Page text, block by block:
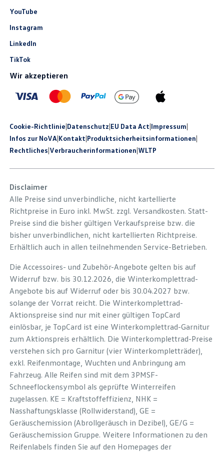
YouTube
Instagram
LinkedIn
TikTok
Wir akzeptieren
Cookie-Richtlinie|Datenschutz|EU Data Act|Impressum|
Infos zur NoVA|Kontakt|Produkt­sicherheits­informationen|
Rechtliches|Verbraucherinformationen|WLTP
Disclaimer
Alle Preise sind unverbindliche, nicht kartellierte
Richtpreise in Euro inkl. MwSt. zzgl. Versandkosten. Statt-
Preise sind die bisher gültigen Verkaufspreise bzw. die
bisher unverbindlichen, nicht kartellierten Richtpreise.
Erhältlich auch in allen teilnehmenden Service-Betrieben.
Die Accessoires- und Zubehör-Angebote gelten bis auf
Widerruf bzw. bis 30.12.2026, die Winterkomplettrad-
Angebote bis auf Widerruf oder bis 30.04.2027 bzw.
solange der Vorrat reicht. Die Winterkomplettrad-
Aktionspreise sind nur mit einer gültigen TopCard
einlösbar, je TopCard ist eine Winterkomplettrad-Garnitur
zum Aktionspreis erhältlich. Die Winterkomplettrad-Preise
verstehen sich pro Garnitur (vier Winterkompletträder),
exkl. Reifenmontage, Wuchten und Anbringung am
Fahrzeug. Alle Reifen sind mit dem 3PMSF-
Schneeflockensymbol als geprüfte Winterreifen
zugelassen. KE = Kraftstoffeffizienz, NHK =
Nasshaftungsklasse (Rollwiderstand), GE =
Geräuschemission (Abrollgeräusch in Dezibel), GE/G =
Geräuschemission Gruppe. Weitere Informationen zu den
Reifenlabels finden Sie auf den Homepages der